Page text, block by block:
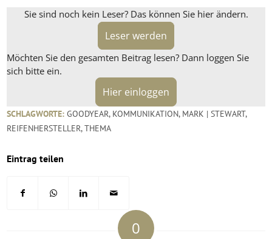
Sie sind noch kein Leser? Das können Sie hier ändern.
Leser werden
Möchten Sie den gesamten Beitrag lesen? Dann loggen Sie
sich bitte ein.
Hier einloggen
SCHLAGWORTE: GOODYEAR, KOMMUNIKATION, MARK | STEWART,
REIFENHERSTELLER,THEMA
Eintrag teilen
0